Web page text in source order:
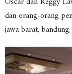
dan orang-orang
jawa barat, bandung